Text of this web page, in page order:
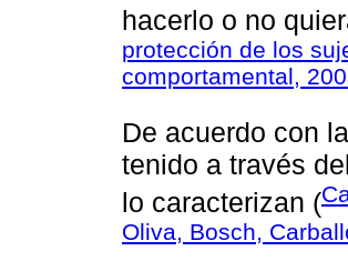
hacerlo o no
protección de los
comportamental,
De acuerdo con
tenido a través
lo caracterizan (
Oliva, Bosch,